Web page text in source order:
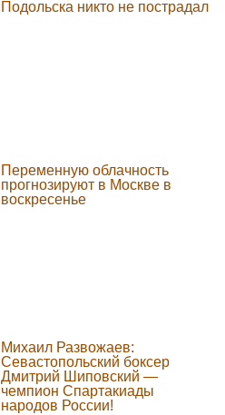
Подольска никто не пострадал
Переменную облачность
прогнозируют в Москве в
воскресенье
Михаил Развожаев:
Севастопольский боксер
Дмитрий Шиповский —
чемпион Спартакиады
народов России!